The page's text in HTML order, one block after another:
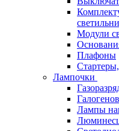
Модули
Плафоны
Лампочки
Лампы